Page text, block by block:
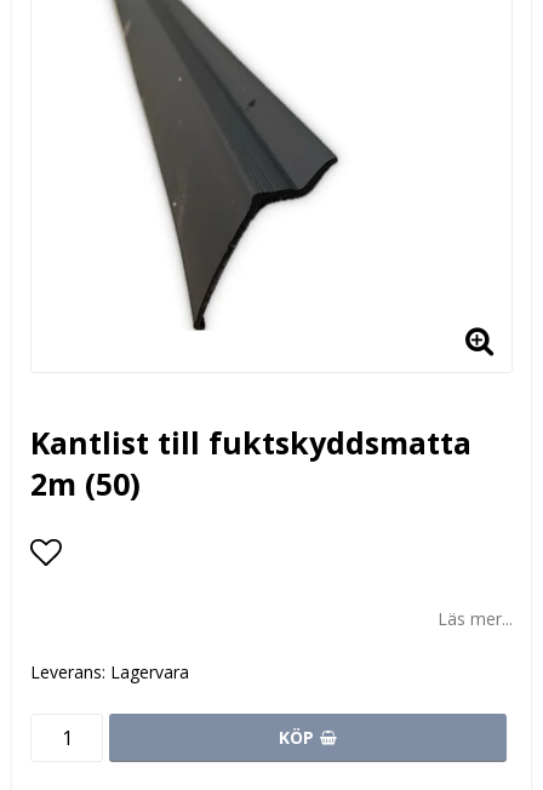
Kantlist till fuktskyddsmatta
2m (50)
Läs mer...
Leverans: Lagervara
KÖP